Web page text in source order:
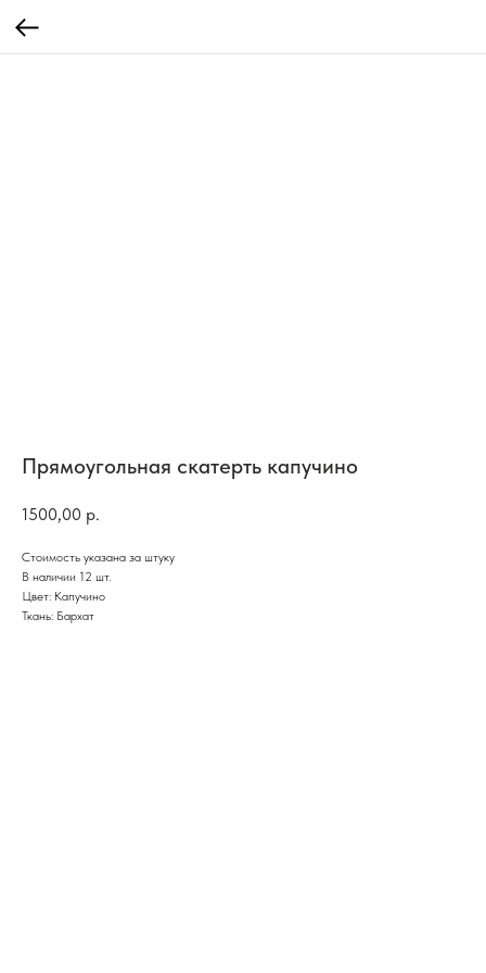
Прямоугольная скатерть капучино
1500,00 р.
Стоимость указана за штуку
В наличии 12 шт.
Цвет: Капучино
Ткань: Бархат